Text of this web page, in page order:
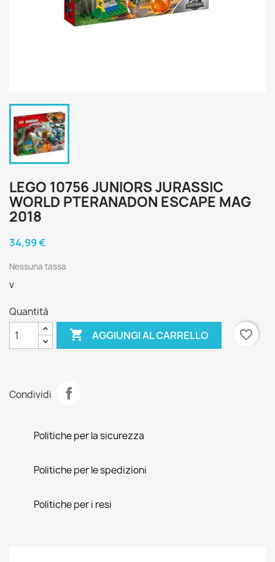
LEGO 10756 JUNIORS JURASSIC
WORLD PTERANADON ESCAPE MAG
2018
34,99 €
Nessuna tassa
v
Quantità
 AGGIUNGI AL CARRELLO favorite_border
Condividi
Politiche per la sicurezza
Politiche per le spedizioni
Politiche per i resi